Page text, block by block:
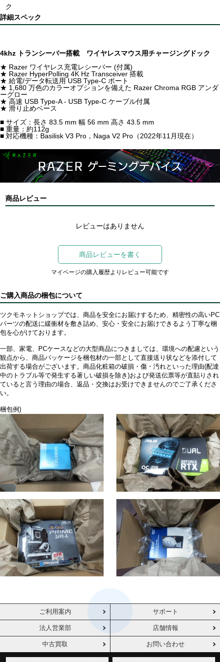
ク
詳細スペック
4khz トランシーバー搭載 ワイヤレスマウス用チャージングドック
★ Razer ワイヤレス充電レシーバー (付属)
★ Razer HyperPolling 4K Hz Transceiver 搭載
★ 給電/データ転送用 USB Type-C ポート
★ 1,680 万色のカラーオプションを備えた Razer Chroma RGB アンダ
ーグロー
★ 高速 USB Type-A - USB Type-C ケーブル付属
★ 滑り止めベース
■ サイズ：長さ 83.5 mm 幅 56 mm 高さ 43.5 mm
■ 重量：約112g
■ 対応機種：Basilisk V3 Pro，Naga V2 Pro（2022年11月現在）
商品レビュー
レビューはありません
商品レビューを書く
マイページの購入履歴よりレビュー可能です
ご購入商品の梱包について
ツクモネットショップでは、商品を安全にお届けするため、精密性の高いPC
パーツの配送に緩衝材を敷き詰め、安心・安全にお届けできるよう丁寧な梱
包を心がけております。
一部、家電、PCケースなどの大型商品につきましては、環境への配慮という
観点から、商品パッケージを梱包材の一部として直接送り状などを添付して
出荷する場合がございます。商品化粧箱の破損・傷・汚れといった理由(配達
中のトラブル等で発生する著しい破損を除き)および発送伝票等が直貼りされ
ていると言う理由の場合、返品・交換はお受けできませんのでご了承くださ
い。
梱包例)
ご利用案内 サポート
法人営業部 店舗情報
中古買取 お問い合わせ